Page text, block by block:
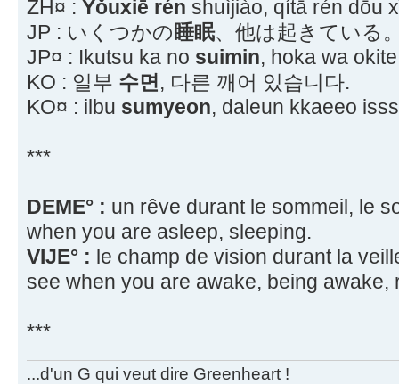
ZH¤ : Yǒuxiē rén shuìjiào, qítā rén dōu
JP : いくつかの睡眠、他は起きている
JP¤ : Ikutsu ka no suimin, hoka wa
KO : 일부 수면, 다른 깨어 있습니다.
KO¤ : ilbu sumyeon, daleun kkaeeo
***
DEME° : un rêve durant le sommeil, le
when you are asleep, sleeping.
VIJE° : le champ de vision durant la
see when you are awake, being awake,
***
...d'un G qui veut dire Greenheart !